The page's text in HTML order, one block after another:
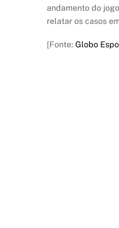
andamento do
relatar os casos
[Fonte: Globo